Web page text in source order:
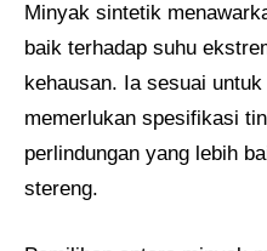
Minyak sintetik
baik terhadap suhu
kehausan. Ia sesuai
memerlukan spesifikasi
perlindungan yang lebih
stereng.